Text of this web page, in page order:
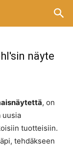
näyte
, on
uusia
tuotteisiin.
tehdäkseen